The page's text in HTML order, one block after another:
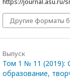
Другие форматы
Выпуск
Том 1 № 11 (2019):
образование,